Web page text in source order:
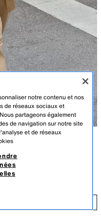
8
notre contenu et nos
de réseaux sociaux et
partageons également
de navigation sur notre site
et de réseaux